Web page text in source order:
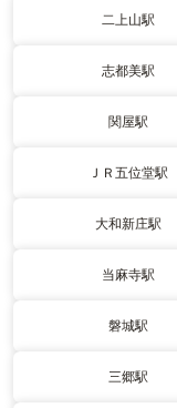
二上山駅
志都美駅
関屋駅
ＪＲ五位堂駅
大和新庄駅
当麻寺駅
磐城駅
三郷駅